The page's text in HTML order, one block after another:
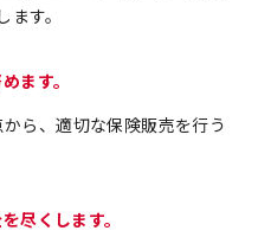
す。
ます。
ら、適切な保険販売を⾏う
尽くします。